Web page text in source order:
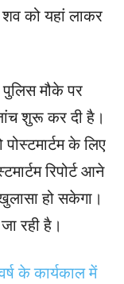
शव को यहां लाकर
मौके पर
शुरू कर दी है।
के लिए
रिपोर्ट आने
हो सकेगा।
रही है।
के कार्यकाल में